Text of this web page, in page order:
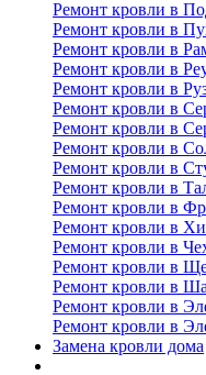
Ремонт кровли в
Ремонт кровли в
Ремонт кровли в
Ремонт кровли в
Ремонт кровли в
Ремонт кровли в
Ремонт кровли в
Ремонт кровли в
Ремонт кровли в
Ремонт кровли в
Ремонт кровли в
Ремонт кровли в
Ремонт кровли в
Ремонт кровли в
Ремонт кровли в
Ремонт кровли в
Ремонт кровли в
Замена кровли дома